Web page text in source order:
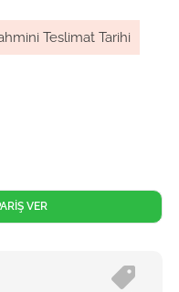
Teslimat Tarihi
VER